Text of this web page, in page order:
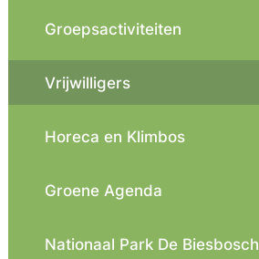
Groepsactiviteiten
Vrijwilligers
Horeca en Klimbos
Groene Agenda
Nationaal Park De Biesbosch